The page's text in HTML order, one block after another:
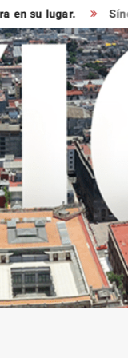
Síndico